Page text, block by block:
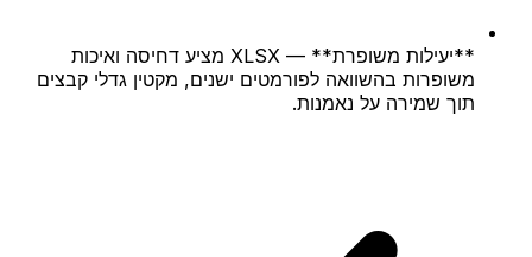
**יעילות משופרת** — XLSX מציע דחיסה ואיכות
משופרות בהשוואה לפורמטים ישנים, מקטין גדלי קבצים
תוך שמירה על נאמנות.